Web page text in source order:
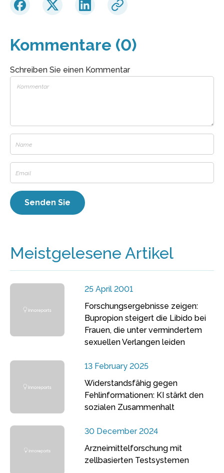
Kommentare (0)
Schreiben Sie einen Kommentar
Meistgelesene Artikel
25 April 2001
Forschungsergebnisse zeigen:
Bupropion steigert die Libido bei
Frauen, die unter vermindertem
sexuellen Verlangen leiden
13 February 2025
Widerstandsfähig gegen
Fehlinformationen: KI stärkt den
sozialen Zusammenhalt
30 December 2024
Arzneimittelforschung mit
zellbasierten Testsystemen